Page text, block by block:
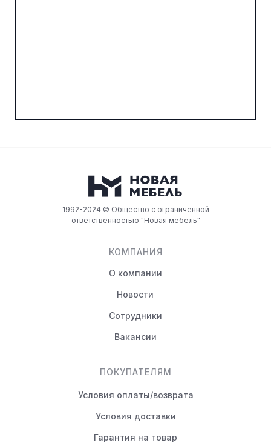
КОМПАНИЯ
О компании
Новости
Сотрудники
Вакансии
ПОКУПАТЕЛЯМ
Условия оплаты/возврата
Условия доставки
Гарантия на товар
1992-2024 © Общество с ограниченной
ответственностью "Новая мебель"